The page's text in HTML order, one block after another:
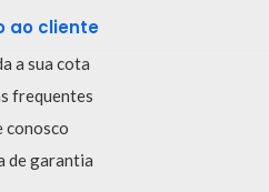
ao cliente
a sua cota
frequentes
conosco
de garantia